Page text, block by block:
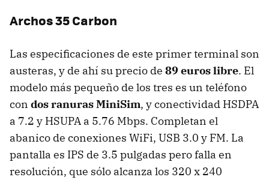
Archos 35 Carbon
Las especificaciones de este primer terminal son
austeras, y de ahí su precio de 89 euros libre. El
modelo más pequeño de los tres es un teléfono
con dos ranuras MiniSim, y conectividad HSDPA
a 7.2 y HSUPA a 5.76 Mbps. Completan el
abanico de conexiones WiFi, USB 3.0 y FM. La
pantalla es IPS de 3.5 pulgadas pero falla en
resolución, que sólo alcanza los 320 x 240